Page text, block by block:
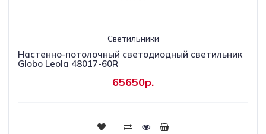
Светильники
Настенно-потолочный светодиодный светильник
Globo Leola 48017-60R
65650р.